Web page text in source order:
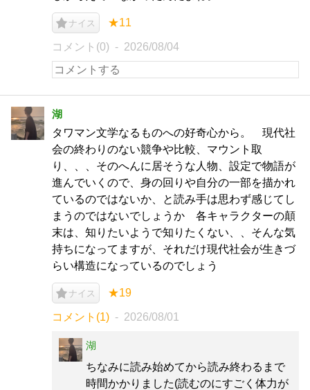
ナイス ★11
コメント(0) 2026/08/04
湖
タワマン文学なるものへの好奇心から。 現代社
会の終わりのない競争や比較、マウント取
り、、、そのへんに居そうな人物、設定で物語が
進んでいくので、身の回りや自分の一部を描かれ
ているのではないか、と読み手は思わず感じてし
まうのではないでしょうか 各キャラクターの顛
末は、知りたいようで知りたくない、、そんな気
持ちになってますが、それだけ現代社会が生きづ
らい構造になっているのでしょう
ナイス ★19
コメント(1) 2026/08/01
湖
ちなみに読み始めてから読み終わるまで
時間かかりました(読むのにすごく体力が